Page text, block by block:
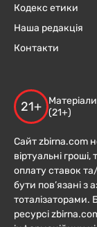
Кодекс етики
Наша редакція
Контакти
21+ (21+)
Сайт zbirna.com
віртуальні
оплату ставок
бути пов’язані
тоталізаторами.
ресурсі